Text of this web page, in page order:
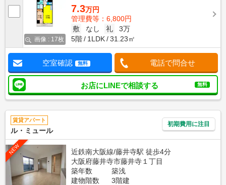
画像 : 17枚
7.3万円
管理費等：6,800円
敷
なし 礼
3万
5階
1LDK 31.23㎡
空室確認 無料 電話で問合せ
お店にLINEで相談する 無料
賃貸アパート
ル・ミュール
初期費用に注目
NEW
近鉄南大阪線/藤井寺駅 徒歩4分
大阪府藤井寺市藤井寺１丁目
築年数
築浅
建物階数
3階建